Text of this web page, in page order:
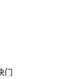
门